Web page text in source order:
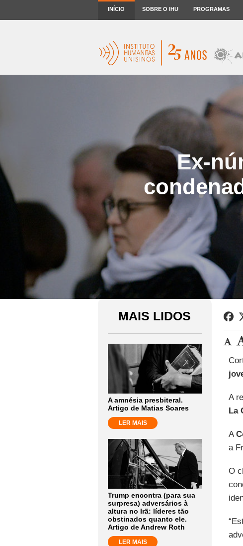
INÍCIO SOBRE O IHU PROGRAMAS
Ex-
MAIS LIDOS
A amnésia presbiteral.
Artigo de Matias Soares
LER MAIS
Trump encontra (para sua
surpresa) adversários à
altura no Irã: líderes tão
obstinados quanto ele.
Artigo de Andrew Roth
LER MAIS
A
La
A
a
O